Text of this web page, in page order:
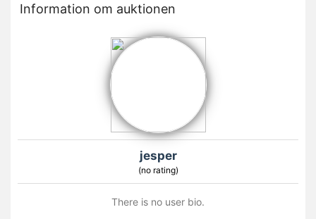
Information om auktionen
jesper
(no rating)
There is no user bio.